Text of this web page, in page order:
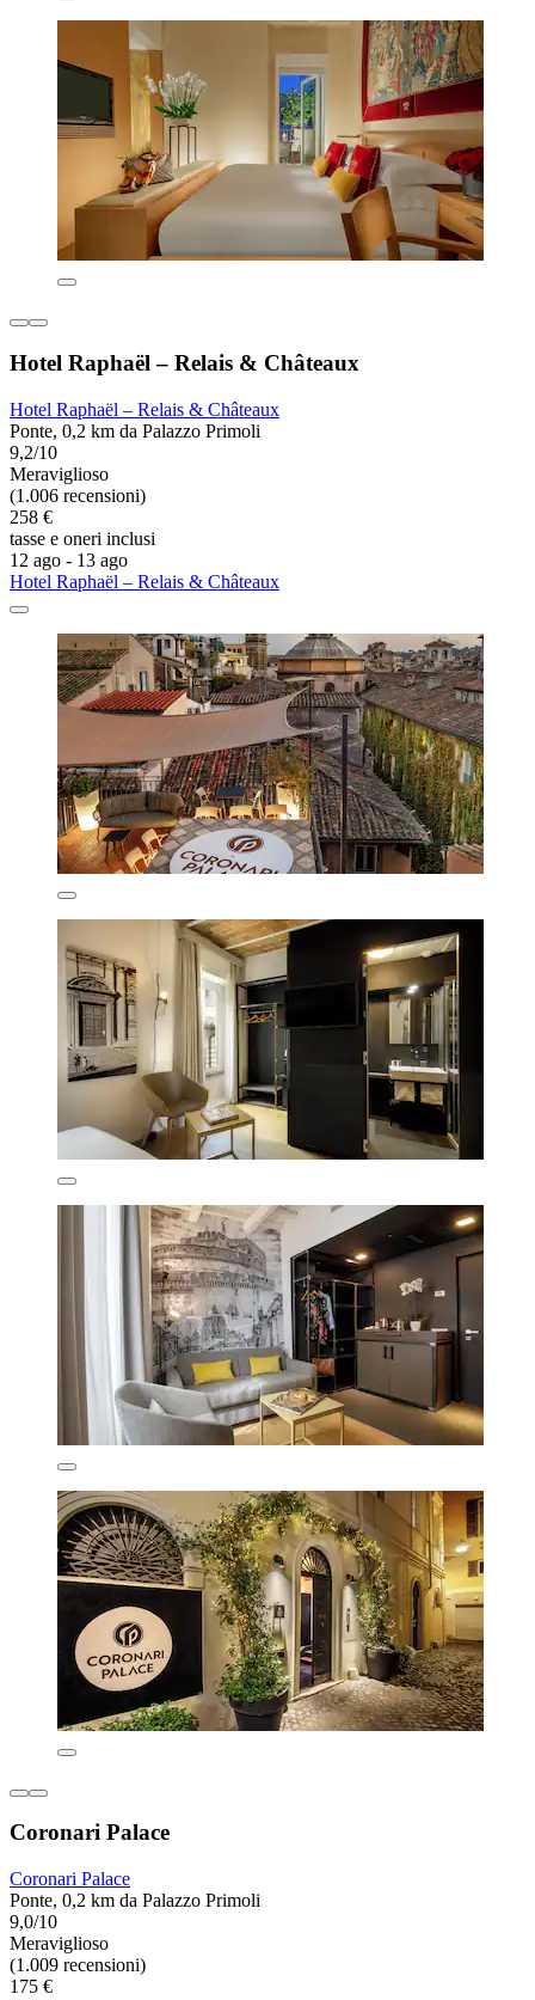
Hotel Raphaël – Relais & Châteaux
Hotel Raphaël – Relais & Châteaux
Ponte, 0,2 km da Palazzo Primoli
9,2/10
Meraviglioso
(1.006 recensioni)
258 €
tasse e oneri inclusi
12 ago - 13 ago
Hotel Raphaël – Relais & Châteaux
Coronari Palace
Coronari Palace
Ponte, 0,2 km da Palazzo Primoli
9,0/10
Meraviglioso
(1.009 recensioni)
175 €